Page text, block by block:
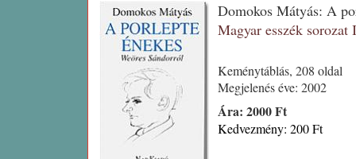
Domokos Mátyás: A
Magyar esszék sorozat
Keménytáblás, 208 oldal
Megjelenés éve: 2002
Ára: 2000 Ft
Kedvezmény: 200 Ft